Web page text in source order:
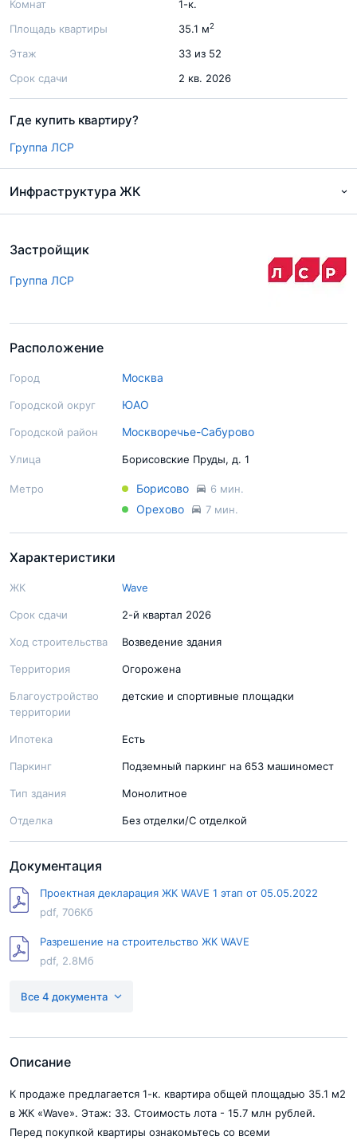
Комнат
1-к.
Площадь квартиры
35.1 м2
Этаж
33 из 52
Срок сдачи
2 кв. 2026
Где купить квартиру?
Группа ЛСР
Застройщик
Группа ЛСР
Расположение
Город Москва
Городской округ ЮАО
Городской район Москворечье-Сабурово
Улица Борисовские Пруды, д. 1
Метро Борисово 6 мин.
Орехово 7 мин.
Характеристики
ЖК Wave
Срок сдачи 2-й квартал 2026
Ход строительства Возведение здания
Территория Огорожена
Благоустройство
территории
детские и спортивные площадки
Ипотека Есть
Паркинг Подземный паркинг на 653 машиномест
Тип здания Монолитное
Отделка Без отделки/С отделкой
Документация
Проектная декларация ЖК WAVE 1 этап от 05.05.2022
pdf, 706Кб
Разрешение на строительство ЖК WAVE
pdf, 2.8Мб
Проектная декларация Wave 2 этап
Разрешение на строительство Wave 2 этап
pdf, 100Кб
Все 4 документа
Описание
К продаже предлагается 1-к. квартира общей площадью 35.1 м2
в ЖК «Wave». Этаж: 33. Стоимость лота - 15.7 млн рублей.
Перед покупкой квартиры ознакомьтесь со всеми
Инфраструктура ЖК